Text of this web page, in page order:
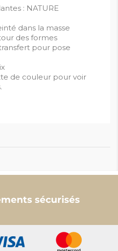
: NATURE
dans la masse
des formes
pour pose
de couleur pour voir